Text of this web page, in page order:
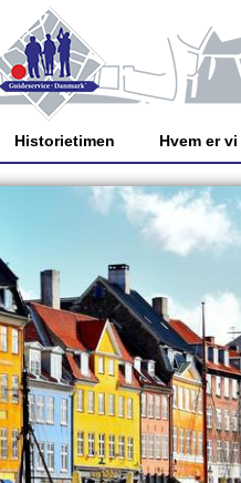
Historietimen Hvem er vi